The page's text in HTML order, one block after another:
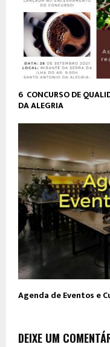
6º CONCURSO DE
DA ALEGRIA
Agenda de Eventos e
DEIXE UM